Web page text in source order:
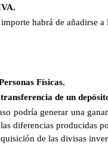
habrá de
Físicas.
de un
podría generar una
diferencias producidas
de las divisas